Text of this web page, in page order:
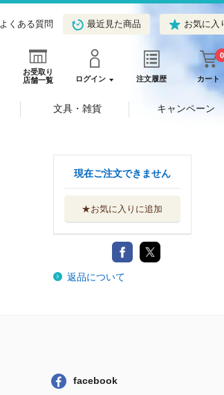
よくある質問 最近見た商品 お気に入
お受取り
店舗一覧
ログイン 注文履歴 カート
0
文具・雑貨 キャンペーン
現在ご注文できません
★お気に入りに追加
返品について
facebook